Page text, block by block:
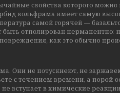
свойства которого можно
вольфрама имеет самую
самой горячей ―
быть отполирован перманентно:
как это обычно
Они не потускнеют, не
с течением времени, а порой
вступает в химические